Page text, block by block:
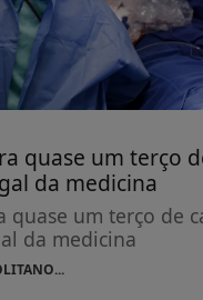
quase um terço
da medicina
quase um terço de
da medicina